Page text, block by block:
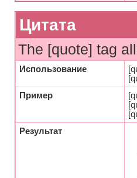
Цитата
The [quote] tag
Использование
Пример
Результат